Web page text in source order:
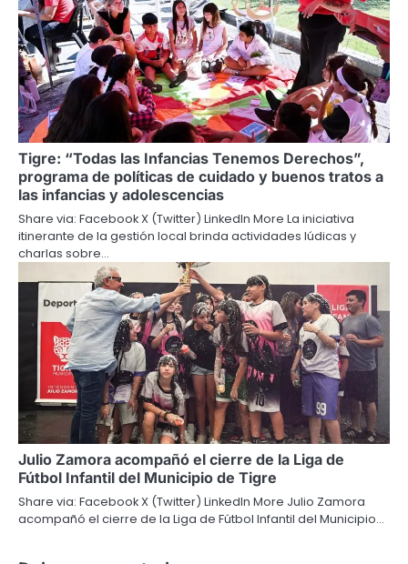
Tigre: “Todas las Infancias Tenemos Derechos”,
programa de políticas de cuidado y buenos tratos a
las infancias y adolescencias
Share via: Facebook X (Twitter) LinkedIn More La iniciativa
itinerante de la gestión local brinda actividades lúdicas y
charlas sobre…
Julio Zamora acompañó el cierre de la Liga de
Fútbol Infantil del Municipio de Tigre
Share via: Facebook X (Twitter) LinkedIn More Julio Zamora
acompañó el cierre de la Liga de Fútbol Infantil del Municipio…